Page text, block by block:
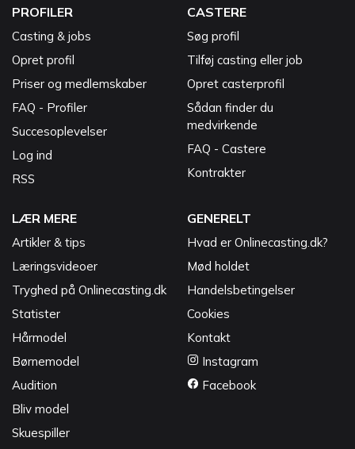
PROFILER
Casting & jobs
Opret profil
Priser og medlemskaber
FAQ - Profiler
Succesoplevelser
Log ind
RSS
CASTERE
Søg profil
Tilføj casting eller job
Opret casterprofil
Sådan finder du
medvirkende
FAQ - Castere
Kontrakter
LÆR MERE
Artikler & tips
Læringsvideoer
Tryghed på Onlinecasting.dk
Statister
Hårmodel
Børnemodel
Audition
Bliv model
Skuespiller
GENERELT
Hvad er Onlinecasting.dk?
Mød holdet
Handelsbetingelser
Cookies
Kontakt
Instagram
Facebook